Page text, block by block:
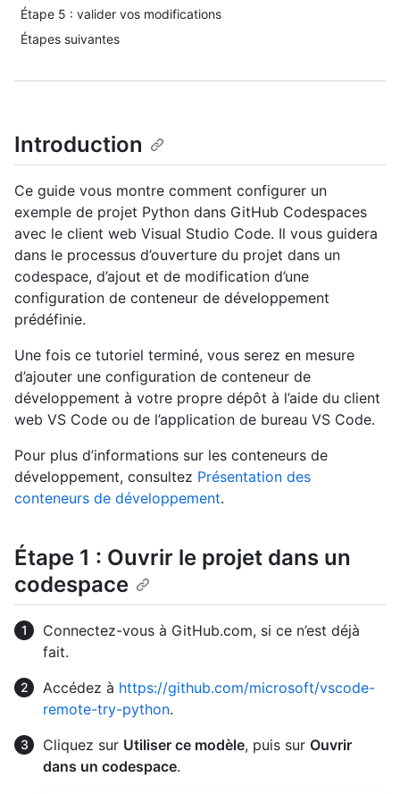
Étape 5 : valider vos modifications
Étapes suivantes
Introduction
Ce guide vous montre comment configurer un
exemple de projet Python dans GitHub Codespaces
avec le client web Visual Studio Code. Il vous guidera
dans le processus d’ouverture du projet dans un
codespace, d’ajout et de modification d’une
configuration de conteneur de développement
prédéfinie.
Une fois ce tutoriel terminé, vous serez en mesure
d’ajouter une configuration de conteneur de
développement à votre propre dépôt à l’aide du client
web VS Code ou de l’application de bureau VS Code.
Pour plus d’informations sur les conteneurs de
développement, consultez Présentation des
conteneurs de développement.
Étape 1 : Ouvrir le projet dans un
codespace
Connectez-vous à GitHub.com, si ce n’est déjà
fait.
Accédez à https://github.com/microsoft/vscode-
remote-try-python.
Cliquez sur Utiliser ce modèle, puis sur Ouvrir
dans un codespace.